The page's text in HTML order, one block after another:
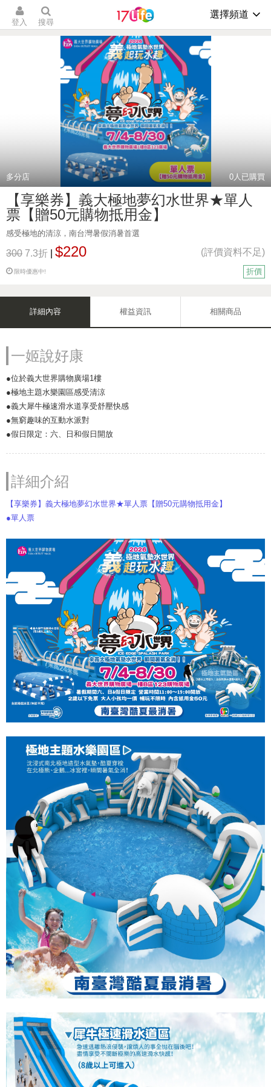
登入 搜尋
選擇頻道
多分店 0人已購買
【享樂券】義大極地夢幻水世界★單人
票【贈50元購物抵用金】
感受極地的清涼，南台灣暑假消暑首選
300 7.3折 $220 (評價資料不足)
限時優惠中! 折價
詳細內容 權益資訊 相關商品
一姬說好康
●位於義大世界購物廣場1樓
●極地主題水樂園區感受清涼
●義大犀牛極速滑水道享受舒壓快感
●無窮趣味的互動水派對
●假日限定：六、日和假日開放
詳細介紹
【享樂券】義大極地夢幻水世界★單人票【贈50元購物抵用金】
●單人票